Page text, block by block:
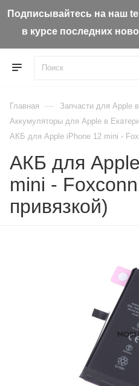
Подписывайтесь на наш
в курсе последних
Главная — Запчасти для Apple
Aккумуляторы для Apple в
АКБ для Apple iPhone 12 mini -
АКБ для
mini -
привязкой)